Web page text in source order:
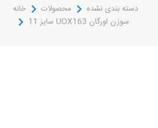
خانه محصولات
دسته بندی نشده
سوزن اورگان UOX163 سایز 11